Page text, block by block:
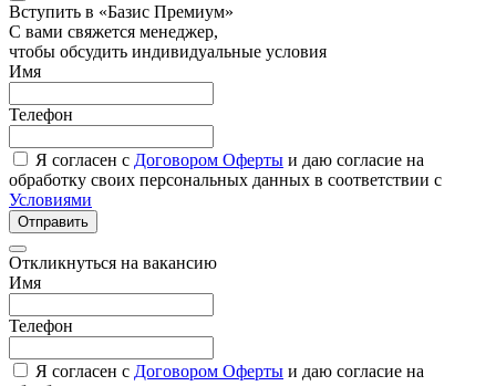
Вступить в «Базис Премиум»
С вами свяжется менеджер,
чтобы обсудить индивидуальные условия
Имя
Телефон
Я согласен с Договором Оферты и даю согласие на
обработку своих персональных данных в соответствии с
Условиями
Отправить
Откликнуться на вакансию
Имя
Телефон
Я согласен с Договором Оферты и даю согласие на